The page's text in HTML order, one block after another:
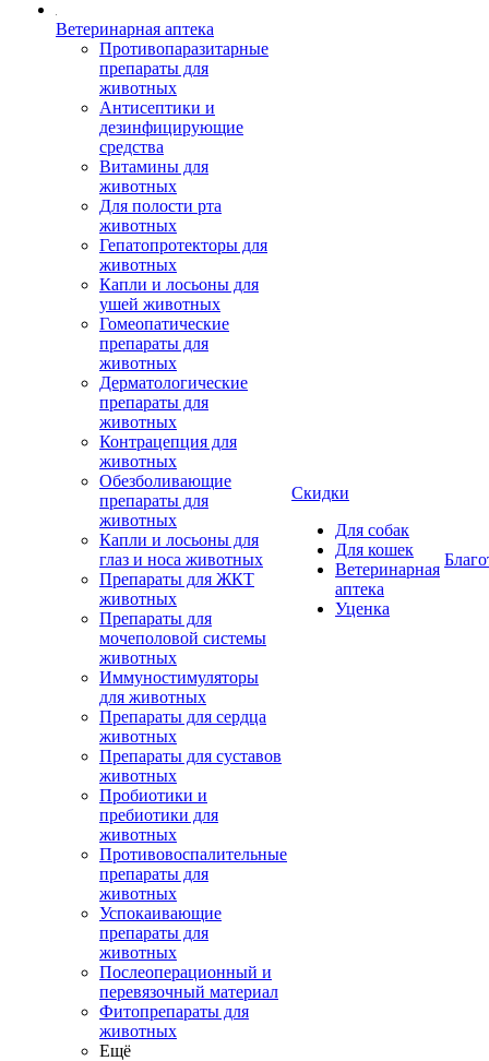
Ветеринарная аптека
Противопаразитарные
препараты для
животных
Антисептики и
дезинфицирующие
средства
Витамины для
животных
Для полости рта
животных
Гепатопротекторы для
животных
Капли и лосьоны для
ушей животных
Гомеопатические
препараты для
животных
Дерматологические
препараты для
животных
Контрацепция для
животных
Обезболивающие
препараты для
животных
Капли и лосьоны для
глаз и носа животных
Препараты для ЖКТ
животных
Препараты для
мочеполовой системы
животных
Иммуностимуляторы
для животных
Препараты для сердца
животных
Препараты для суставов
животных
Пробиотики и
пребиотики для
животных
Противовоспалительные
препараты для
животных
Успокаивающие
препараты для
животных
Послеоперационный и
перевязочный материал
Фитопрепараты для
животных
Ещё
Скидки
Для собак
Для кошек
Ветеринарная
аптека
Уценка